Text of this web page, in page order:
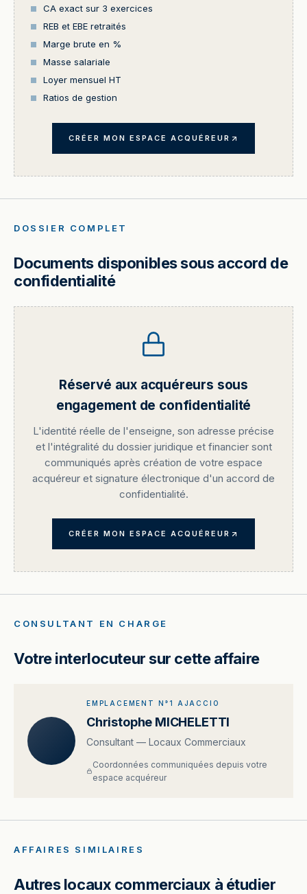
CA exact sur 3 exercices
REB et EBE retraités
Marge brute en %
Masse salariale
Loyer mensuel HT
Ratios de gestion
CRÉER MON ESPACE ACQUÉREUR
DOSSIER COMPLET
Documents disponibles sous accord de
confidentialité
Réservé aux acquéreurs sous
engagement de confidentialité
L'identité réelle de l'enseigne, son adresse précise
et l'intégralité du dossier juridique et financier sont
communiqués après création de votre espace
acquéreur et signature électronique d'un accord de
confidentialité.
CRÉER MON ESPACE ACQUÉREUR
CONSULTANT EN CHARGE
Votre interlocuteur sur cette affaire
EMPLACEMENT N°1 AJACCIO
Christophe MICHELETTI
Consultant — Locaux Commerciaux
Coordonnées communiquées depuis votre
espace acquéreur
AFFAIRES SIMILAIRES
Autres locaux commerciaux à étudier